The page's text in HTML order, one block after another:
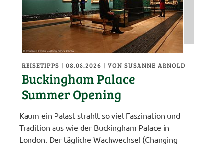
REISETIPPS | 08.08.2026 |VON SUSANNE ARNOLD
Buckingham Palace
Summer Opening
Kaum ein Palast strahlt so viel Faszination und
Tradition aus wie der Buckingham Palace in
London. Der tägliche Wachwechsel (Changing